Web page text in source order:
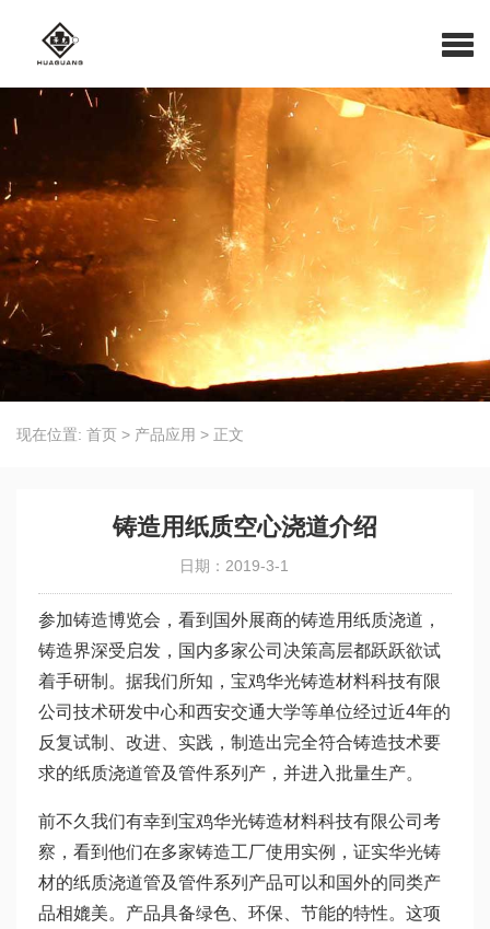
现在位置: 首页 > 产品应用 > 正文
铸造用纸质空心浇道介绍
日期：2019-3-1
参加铸造博览会，看到国外展商的铸造用纸质浇道，
铸造界深受启发，国内多家公司决策高层都跃跃欲试
着手研制。据我们所知，宝鸡华光铸造材料科技有限
公司技术研发中心和西安交通大学等单位经过近4年的
反复试制、改进、实践，制造出完全符合铸造技术要
求的纸质浇道管及管件系列产，并进入批量生产。
前不久我们有幸到宝鸡华光铸造材料科技有限公司考
察，看到他们在多家铸造工厂使用实例，证实华光铸
材的纸质浇道管及管件系列产品可以和国外的同类产
品相媲美。产品具备绿色、环保、节能的特性。这项